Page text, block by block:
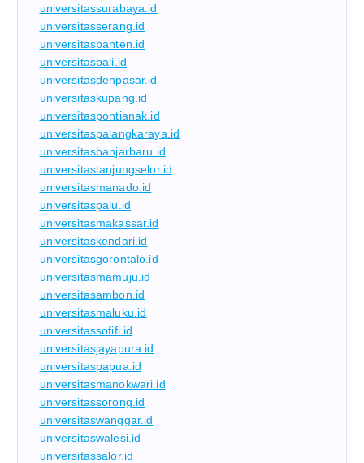
universitassurabaya.id
universitasserang.id
universitasbanten.id
universitasbali.id
universitasdenpasar.id
universitaskupang.id
universitaspontianak.id
universitaspalangkaraya.id
universitasbanjarbaru.id
universitastanjungselor.id
universitasmanado.id
universitaspalu.id
universitasmakassar.id
universitaskendari.id
universitasgorontalo.id
universitasmamuju.id
universitasambon.id
universitasmaluku.id
universitassofifi.id
universitasjayapura.id
universitaspapua.id
universitasmanokwari.id
universitassorong.id
universitaswanggar.id
universitaswalesi.id
universitassalor.id